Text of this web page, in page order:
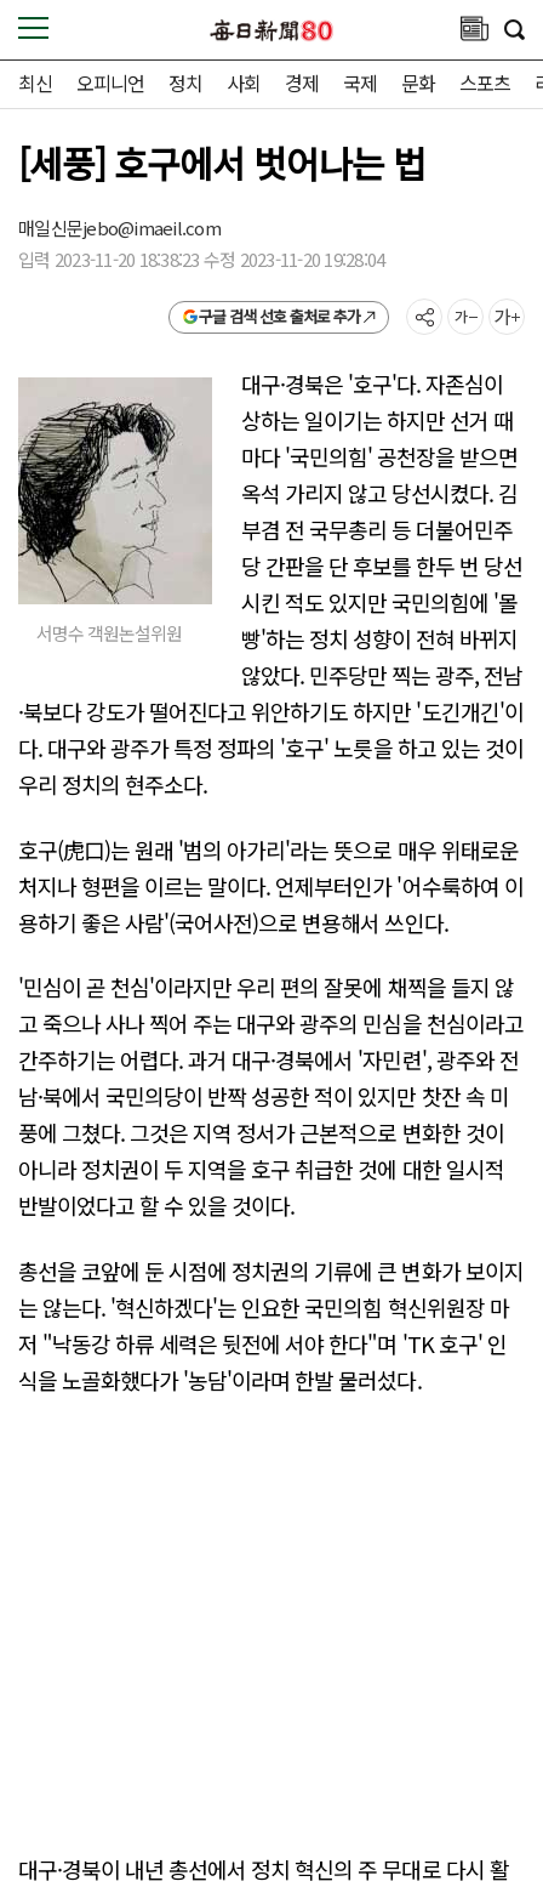
최신 오피니언 정치 사회 경제 국제 문화 스포츠
[세풍] 호구에서 벗어나는 법
매일신문jebo@imaeil.com
입력 2023-11-20 18:38:23 수정 2023-11-20 19:28:04
구글 검색 선호 출처로 추가
서명수 객원논설위원
대구·경북은 '호구'다. 자존심이
상하는 일이기는 하지만 선거 때
마다 '국민의힘' 공천장을 받으면
옥석 가리지 않고 당선시켰다. 김
부겸 전 국무총리 등 더불어민주
당 간판을 단 후보를 한두 번 당선
시킨 적도 있지만 국민의힘에 '몰
빵'하는 정치 성향이 전혀 바뀌지
않았다. 민주당만 찍는 광주, 전남
·북보다 강도가 떨어진다고 위안하기도 하지만 '도긴개긴'이
다. 대구와 광주가 특정 정파의 '호구' 노릇을 하고 있는 것이
우리 정치의 현주소다.
호구(虎口)는 원래 '범의 아가리'라는 뜻으로 매우 위태로운
처지나 형편을 이르는 말이다. 언제부터인가 '어수룩하여 이
용하기 좋은 사람'(국어사전)으로 변용해서 쓰인다.
'민심이 곧 천심'이라지만 우리 편의 잘못에 채찍을 들지 않
고 죽으나 사나 찍어 주는 대구와 광주의 민심을 천심이라고
간주하기는 어렵다. 과거 대구·경북에서 '자민련', 광주와 전
남·북에서 국민의당이 반짝 성공한 적이 있지만 찻잔 속 미
풍에 그쳤다. 그것은 지역 정서가 근본적으로 변화한 것이
아니라 정치권이 두 지역을 호구 취급한 것에 대한 일시적
반발이었다고 할 수 있을 것이다.
총선을 코앞에 둔 시점에 정치권의 기류에 큰 변화가 보이지
는 않는다. '혁신하겠다'는 인요한 국민의힘 혁신위원장 마
저 "낙동강 하류 세력은 뒷전에 서야 한다"며 'TK 호구' 인
식을 노골화했다가 '농담'이라며 한발 물러섰다.
대구·경북이 내년 총선에서 정치 혁신의 주 무대로 다시 활